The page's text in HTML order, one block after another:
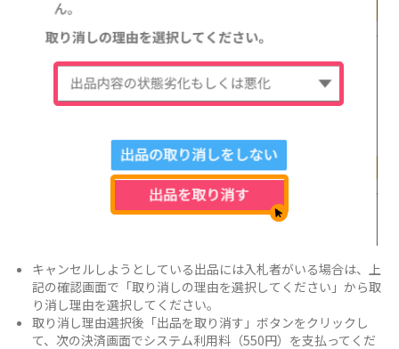
キャンセルしようとしている出品には入札者がいる場合は、上
記の確認画面で「取り消しの理由を選択してください」から取
り消し理由を選択してください。
取り消し理由選択後「出品を取り消す」ボタンをクリックし
て、次の決済画面でシステム利用料（550円）を支払ってくだ